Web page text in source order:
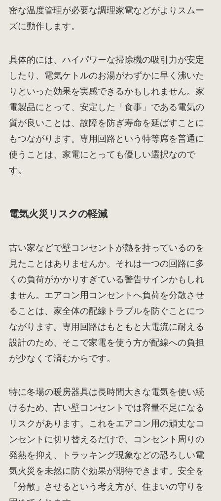
密な温度管理が必要な調理家電などがよりスムー
ズに動作します。
具体的には、ハイパワーな掃除機の吸引力が安定
したり、電気ケトルのお湯がわずかに早く沸いた
りといった効果を実感できるかもしれません。家
電製品にとって、安定した「食事」である電気の
質が良いことは、故障を防ぎ寿命を延ばすことに
もつながります。専用回路という特等席を普通に
使うことは、家電にとっても優しい選択なので
す。
電気火災リスクの軽減
古い家などで壁コンセントが熱を持っているのを
見たことはありませんか。それは一つの回路に多
くの負荷がかかりすぎている警告サインかもしれ
ません。エアコン用コンセントへ負荷を分散させ
ることは、家全体の配線トラブルを防ぐことにつ
ながります。専用回路はもともと大電流に耐える
設計のため、そこで家電を使う方が配線への負担
が少なくて済むからです。
特に冬場の暖房器具は長時間大きな電気を使い続
けるため、古い壁コンセントでは容量不足になる
リスクがあります。これをエアコン用の頑丈なコ
ンセントに切り替えるだけで、コンセント周りの
発熱を抑え、トラッキング現象などの恐ろしい電
気火災を未然に防ぐ効果が期待できます。安全を
「分散」させるという考え方が、住まいの守りを